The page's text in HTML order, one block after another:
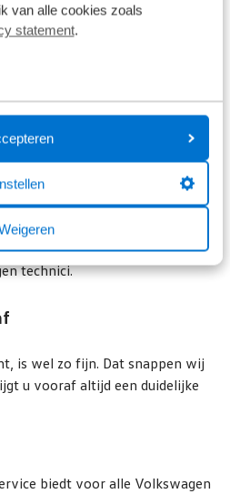
van alle cookies zoals
statement.
verrassingen achter
en nacht.
Zonder afspraak.
beschikbaar
en uitgevoerde
technici.
is wel zo fijn. Dat snappen wij
u vooraf altijd een duidelijke
biedt voor alle Volkswagen